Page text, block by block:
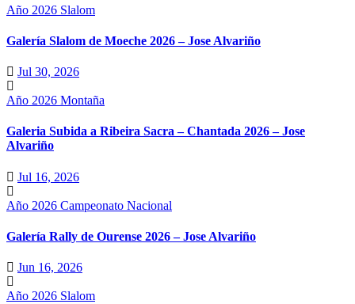
Año 2026 Slalom
Galería Slalom de Moeche 2026 – Jose Alvariño
Jul 30, 2026
Año 2026 Montaña
Galeria Subida a Ribeira Sacra – Chantada 2026 – Jose
Alvariño
Jul 16, 2026
Año 2026 Campeonato Nacional
Galería Rally de Ourense 2026 – Jose Alvariño
Jun 16, 2026
Año 2026 Slalom